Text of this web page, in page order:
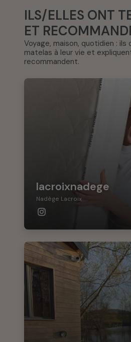
ILS/ELLES ONT
ET
Voyage, maison, quotidien :
matelas à leur vie et
recommandent.
lacroixnadege
Nadège Lacroix